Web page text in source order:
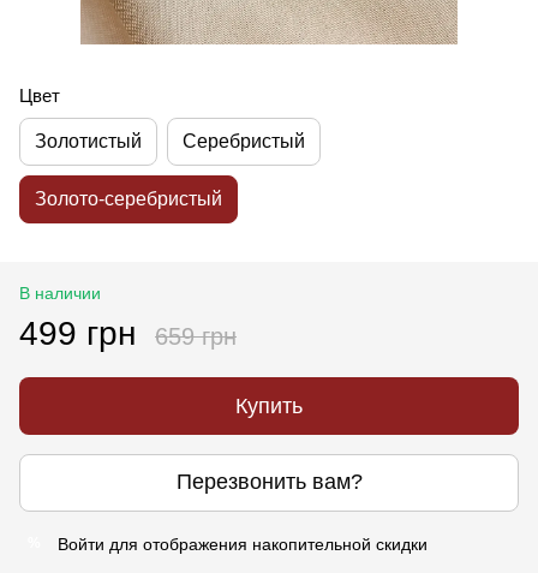
Цвет
Золотистый Серебристый
Золото-серебристый
В наличии
499 грн 659 грн
Купить
Перезвонить вам?
Войти для отображения накопительной скидки